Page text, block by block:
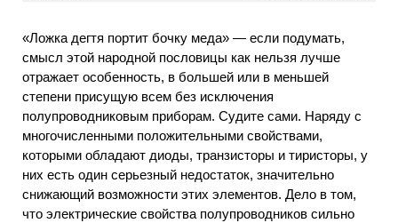
«Ложка дегтя портит бочку меда» — если подумать,
смысл этой народной пословицы как нельзя лучше
отражает особенность, в большей или в меньшей
степени присущую всем без исключения
полупроводниковым приборам. Судите сами. Наряду с
многочисленными положительными свойствами,
которыми обладают диоды, транзисторы и тиристоры, у
них есть один серьезный недостаток, значительно
снижающий возможности этих элементов. Дело в том,
что электрические свойства полупроводников сильно